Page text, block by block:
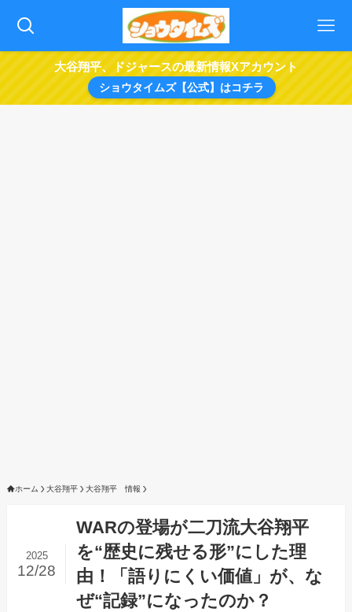
大谷翔平、ドジャースの最新情報Xアカウント
ショウタイムズ【公式】はコチラ
ホーム 大谷翔平 大谷翔平 情報
WARの登場が二刀流大谷翔平
を“歴史に残せる形”にした理
由！「語りにくい価値」が、な
ぜ“記録”になったのか？
2025
12/28